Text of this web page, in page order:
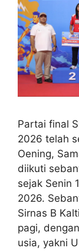
Partai final
2026 telah
Oening,
diikuti
sejak Senin
2026.
Sirnas B
pagi,
usia, yakni